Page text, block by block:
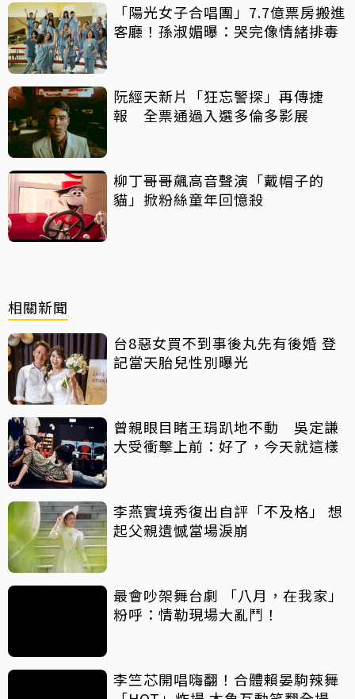
「陽光女子合唱團」7.7億票房搬進
客廳！孫淑媚曝：哭完像情緒排毒
阮經天新片「狂忘警探」再傳捷
報 全票通過入選多倫多影展
柳丁哥哥飆高音聲演「戴帽子的
貓」掀粉絲童年回憶殺
相關新聞
台8惡女買不到事後丸先有後婚 登
記當天胎兒性別曝光
曾親眼目睹王琄趴地不動 吳定謙
大受衝擊上前：好了，今天就這樣
李燕實境秀復出自評「不及格」 想
起父親遺憾當場淚崩
最會吵架舞台劇 「八月，在我家」
粉呼：情勒現場大亂鬥！
李竺芯開唱嗨翻！合體賴晏駒辣舞